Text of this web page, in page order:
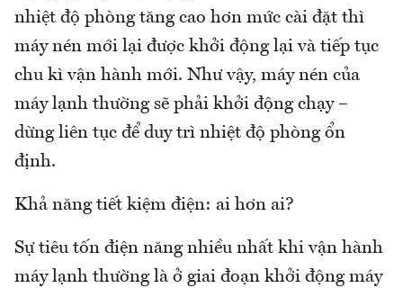
nhiệt độ phòng tăng cao hơn mức cài đặt thì
máy nén mới lại được khởi động lại và tiếp tục
chu kì vận hành mới. Như vậy, máy nén của
máy lạnh thường sẽ phải khởi động chạy –
dừng liên tục để duy trì nhiệt độ phòng ổn
định.
Khả năng tiết kiệm điện: ai hơn ai?
Sự tiêu tốn điện năng nhiều nhất khi vận hành
máy lạnh thường là ở giai đoạn khởi động máy